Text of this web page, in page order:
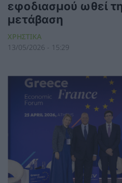
εφοδιασμού ωθεί
μετάβαση
ΧΡΗΣΤΙΚΑ
13/05/2026 - 15:29